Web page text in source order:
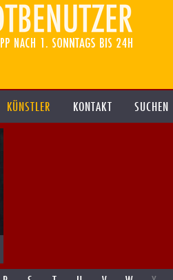
KÜNSTLER KONTAKT SUCHEN